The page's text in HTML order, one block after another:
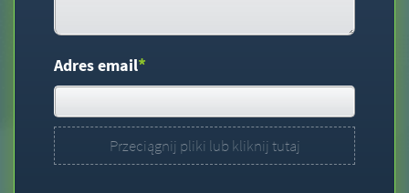
Adres email*
Przeciągnij pliki lub kliknij tutaj